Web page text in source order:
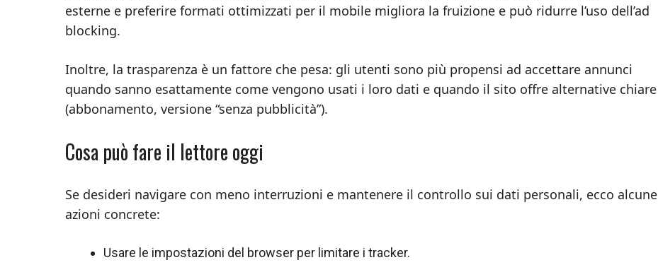
esterne e preferire formati ottimizzati per il mobile migliora la fruizione e può ridurre l’uso dell’ad
blocking.
Inoltre, la trasparenza è un fattore che pesa: gli utenti sono più propensi ad accettare annunci
quando sanno esattamente come vengono usati i loro dati e quando il sito offre alternative chiare
(abbonamento, versione “senza pubblicità”).
Cosa può fare il lettore oggi
Se desideri navigare con meno interruzioni e mantenere il controllo sui dati personali, ecco alcune
azioni concrete:
Usare le impostazioni del browser per limitare i tracker.